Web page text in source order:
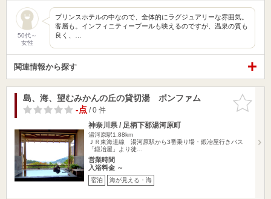
50代～
女性
プリンスホテルの中なので、全体的にラグジュアリーな雰囲気。
客層も。インフィニティープールも映えるのですが、温泉の質も
良く、…
関連情報から探す
お気に入
りに追加
島、海、望むみかんの丘の貸切湯 ボンファム
-点/ 0 件
神奈川県 / 足柄下郡湯河原町
湯河原駅1.88km
ＪＲ東海道線 湯河原駅から3番乗り場・鍛冶屋行きバス
「鍛冶屋」より徒…
営業時間
入浴料金 ～
宿泊 海が見える・海